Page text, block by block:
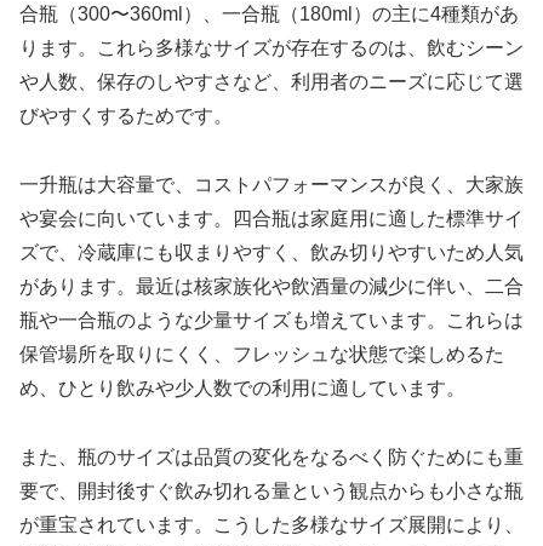
合瓶（300〜360ml）、一合瓶（180ml）の主に4種類があ
ります。これら多様なサイズが存在するのは、飲むシーン
や人数、保存のしやすさなど、利用者のニーズに応じて選
びやすくするためです。
一升瓶は大容量で、コストパフォーマンスが良く、大家族
や宴会に向いています。四合瓶は家庭用に適した標準サイ
ズで、冷蔵庫にも収まりやすく、飲み切りやすいため人気
があります。最近は核家族化や飲酒量の減少に伴い、二合
瓶や一合瓶のような少量サイズも増えています。これらは
保管場所を取りにくく、フレッシュな状態で楽しめるた
め、ひとり飲みや少人数での利用に適しています。
また、瓶のサイズは品質の変化をなるべく防ぐためにも重
要で、開封後すぐ飲み切れる量という観点からも小さな瓶
が重宝されています。こうした多様なサイズ展開により、